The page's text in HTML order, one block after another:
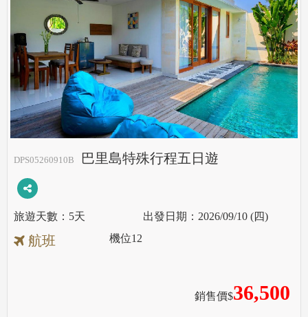
DPS05260910B 巴里島特殊行程五日遊
5天 2026/09/10 (四)
航班
銷售價$36,500
機位12